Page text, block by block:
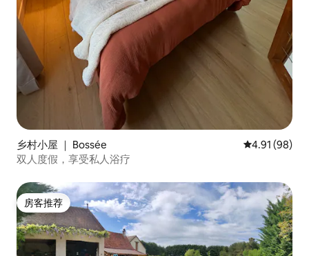
乡村小屋 ｜ Bossée 平均评分
4.91 (98)
双人度假，享受私人浴疗
房客推荐
房客推荐